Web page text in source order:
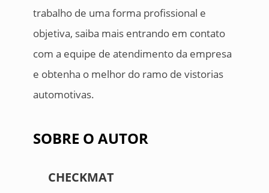
trabalho de uma forma profissional e
objetiva, saiba mais entrando em contato
com a equipe de atendimento da empresa
e obtenha o melhor do ramo de vistorias
automotivas.
SOBRE O AUTOR
CHECKMAT